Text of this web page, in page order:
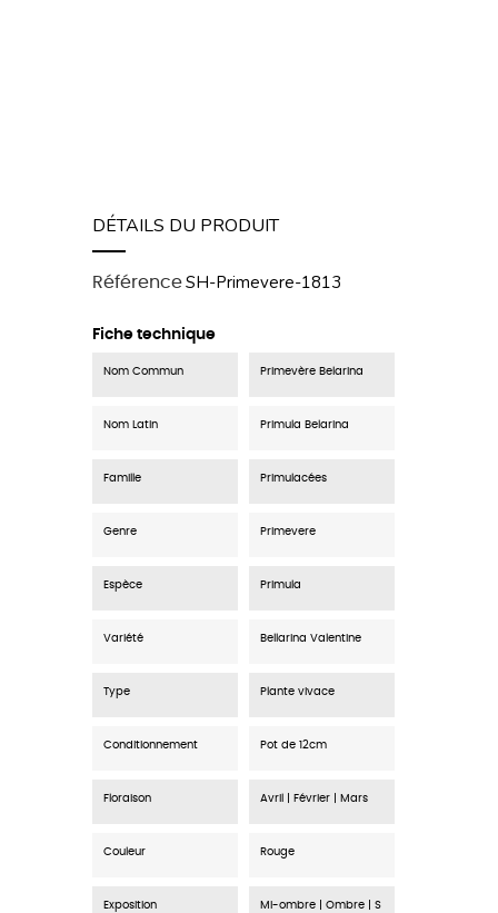
DÉTAILS DU PRODUIT
RéférenceSH-Primevere-1813
Fiche technique
Nom Commun Primevère Belarina
Nom Latin Primula Belarina
Famille Primulacées
Genre Primevere
Espèce Primula
Variété Bellarina Valentine
Type Plante vivace
Conditionnement Pot de 12cm
Floraison Avril | Février | Mars
Couleur Rouge
Exposition
Mi-ombre | Ombre | S